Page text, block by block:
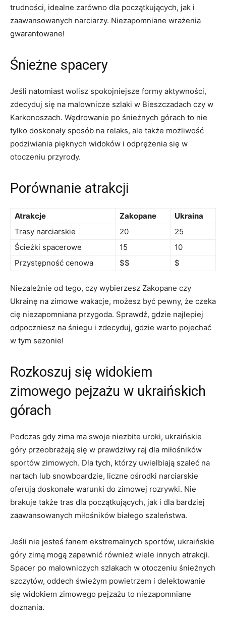
trudności, ⁢idealne zarówno dla początkujących, jak i
⁤zaawansowanych narciarzy. Niezapomniane wrażenia
gwarantowane!
Śnieżne spacery
Jeśli natomiast wolisz spokojniejsze formy aktywności,
zdecyduj się ​na malownicze szlaki w⁢ Bieszczadach czy w
Karkonoszach. ⁣Wędrowanie po śnieżnych górach‍ to nie
tylko doskonały sposób na relaks, ale także możliwość
podziwiania pięknych widoków i odprężenia się w
otoczeniu przyrody.
Porównanie atrakcji
Atrakcje Zakopane
Ukraina
Trasy narciarskie
20
25
Ścieżki spacerowe
15
10
Przystępność cenowa
$$ $
Niezależnie od tego, czy​ wybierzesz Zakopane czy
Ukrainę na zimowe ‍wakacje, możesz być​ pewny, że czeka
cię niezapomniana przygoda. Sprawdź, gdzie najlepiej⁢
odpoczniesz na ⁣śniegu ​i ⁤zdecyduj, ​gdzie warto ​pojechać
w tym sezonie!
Rozkoszuj się widokiem
zimowego pejzażu w ukraińskich
górach
Podczas gdy⁣ zima ma ⁣swoje niezbite uroki,⁣ ukraińskie
góry przeobrażają się w prawdziwy raj dla miłośników
sportów‍ zimowych. Dla tych, którzy uwielbiają szaleć na
nartach lub snowboardzie, liczne ośrodki narciarskie
oferują doskonałe warunki do zimowej rozrywki. Nie
brakuje ‌także tras dla początkujących, jak i ⁣dla bardziej
zaawansowanych miłośników białego szaleństwa.⁤
Jeśli nie jesteś fanem ekstremalnych sportów, ukraińskie
góry zimą mogą‍ zapewnić również wiele innych atrakcji.
‌Spacer po‍ malowniczych szlakach w otoczeniu śnieżnych
szczytów, oddech świeżym⁤ powietrzem i delektowanie
‌się widokiem zimowego pejzażu to niezapomniane
doznania.